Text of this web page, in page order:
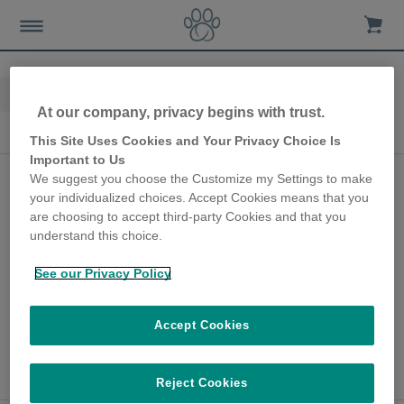
Tecnología para mascotas
Tecnología para
Mascotas para Viajar
4th July 2024
El Poder de la Conectividad: Tecnología
Mascota Durante la Temporada de Viajes.
Mostrar más
At our company, privacy begins with trust.
This Site Uses Cookies and Your Privacy Choice Is
Important to Us
We suggest you choose the Customize my Settings to make
your individualized choices. Accept Cookies means that you
are choosing to accept third-party Cookies and that you
understand this choice.
See our Privacy Policy
Reject Cookies
Accept Cookies